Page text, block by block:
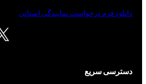
X
دانلود فرم درخواست نمایندگی استانی
دسترسی سریع